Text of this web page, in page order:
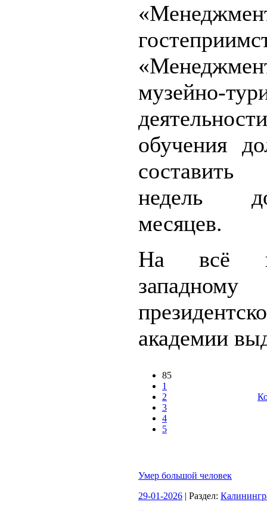
музейно-
обучения
недель
месяцев.
На всё
академии
85
1
2
3
4
5
Умер большой человек
29-01-2026 | Раздел: